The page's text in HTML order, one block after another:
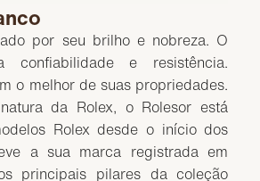
por seu brilho e nobreza. O
confiabilidade e resistência.
o melhor de suas propriedades.
da Rolex, o Rolesor está
Rolex desde o início dos
a sua marca registrada em
principais pilares da coleção